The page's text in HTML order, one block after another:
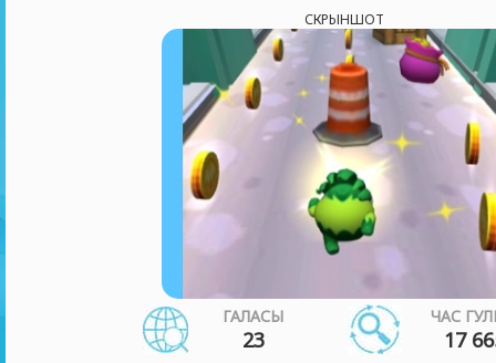
СКРЫНШОТ
ГАЛАСЫ
23
ЧАС
17